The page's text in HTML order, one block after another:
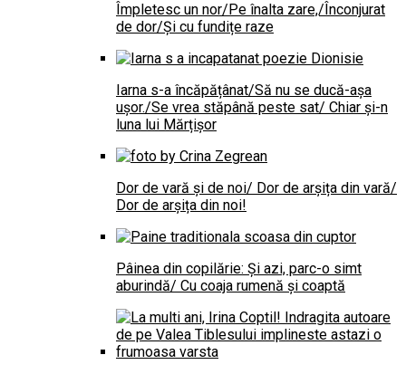
Împletesc un nor/Pe înalta zare,/Înconjurat
de dor/Și cu fundițe raze
Iarna s-a încăpățânat/Să nu se ducă-așa
ușor./Se vrea stăpână peste sat/ Chiar și-n
luna lui Mărțișor
Dor de vară și de noi/ Dor de arșița din vară/
Dor de arșița din noi!
Pâinea din copilărie: Și azi, parc-o simt
aburindă/ Cu coaja rumenă și coaptă